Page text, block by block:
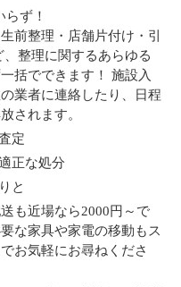
ず！
前整理・店舗片付け・引
整理に関するあらゆる
括でできます！ 施設入
業者に連絡したり、日程
されます。
定
正な処分
と
も近場なら2000円～で
な家具や家電の移動もス
お気軽にお尋ねくださ